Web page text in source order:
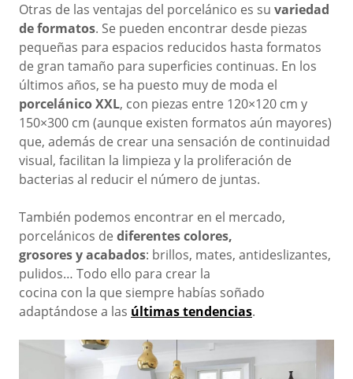
Otras de las ventajas del porcelánico es su variedad
de formatos. Se pueden encontrar desde piezas
pequeñas para espacios reducidos hasta formatos
de gran tamaño para superficies continuas. En los
últimos años, se ha puesto muy de moda el
porcelánico XXL, con piezas entre 120×120 cm y
150×300 cm (aunque existen formatos aún mayores)
que, además de crear una sensación de continuidad
visual, facilitan la limpieza y la proliferación de
bacterias al reducir el número de juntas.
También podemos encontrar en el mercado,
porcelánicos de diferentes colores,
grosores y acabados: brillos, mates, antideslizantes,
pulidos… Todo ello para crear la
cocina con la que siempre habías soñado
adaptándose a las últimas tendencias.